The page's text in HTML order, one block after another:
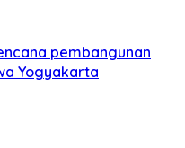
pembangunan
Yogyakarta